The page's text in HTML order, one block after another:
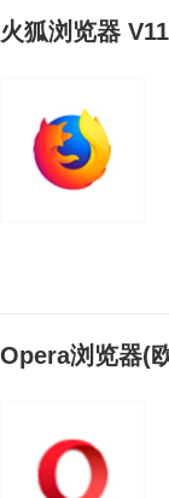
火狐浏览器
Opera浏览器(